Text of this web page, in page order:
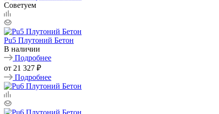
Советуем
Pu5 Плутоний Бетон
В наличии
Подробнее
от 21 327 ₽
Подробнее